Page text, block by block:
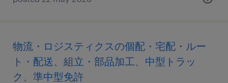
物流・ロジスティクスの個配・宅配・ルー
ト・配送、組立・部品加工、中型トラッ
ク、準中型免許